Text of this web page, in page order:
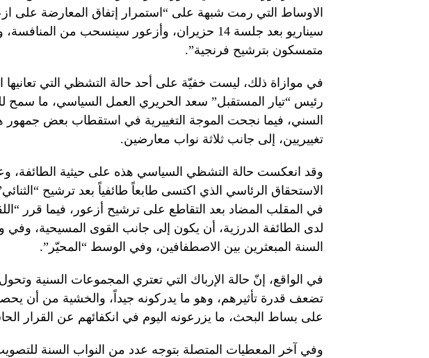
الاوساط التي رمت شبهة على “استمرار إتفاق المعارضة على
سيناريو بعد جلسة 14 حزيران، وأزعور سينسحب من
متمسكون بترشيح فرنجية”.
في موازاة ذلك، ليست خفيّة على أحد حالة التشظي التي تعانيها
رئيس “تيار المستقبل” سعد الحريري العمل السياسي، ما سمح
السني، فيما نجحت الموجة التغييرية في استقطاب بعض جمهور
تغييريين، إلى جانب ثلاثة نواب معارضين.
وقد انعكست حالة التشظي السياسي هذه على حيثية الطائفة،
الاستحقاق الرئاسي الذي اكتسى طابعاً طائفياً بعد ترشيح
في المقلب المضاد بعد التقاطع على ترشيح أزعور، فيما قرر
لدى الطائفة الدرزية، أن يكون إلى جانب القوى المسيحية،
السنة المبعثرين بين الاصطفافين، وفي الوسط “المحيّر”.
في الواقع، إنّ حالة الإرباك التي تعتري المجموعات السنية
تضعف قدرة تأثيرهم، وهو ما يدركونه جيداً، والخشية من أن
على بساط البحث، ما يزرعونه اليوم في انكفائهم عن القرار
وفي آخر المعطيات المتصلة بتوجه عدد من النواب السنة